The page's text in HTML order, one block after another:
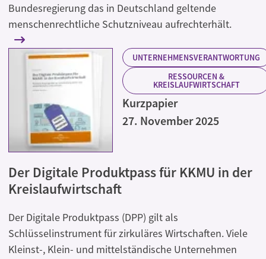
Bundesregierung das in Deutschland geltende
menschenrechtliche Schutzniveau aufrechterhält.
UNTERNEHMENSVERANTWORTUNG
RESSOURCEN &
KREISLAUFWIRTSCHAFT
Kurzpapier
27. November 2025
Der Digitale Produktpass für KKMU in der
Kreislaufwirtschaft
Der Digitale Produktpass (DPP) gilt als
Schlüsselinstrument für zirkuläres Wirtschaften. Viele
Kleinst-, Klein- und mittelständische Unternehmen